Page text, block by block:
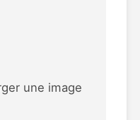
une image